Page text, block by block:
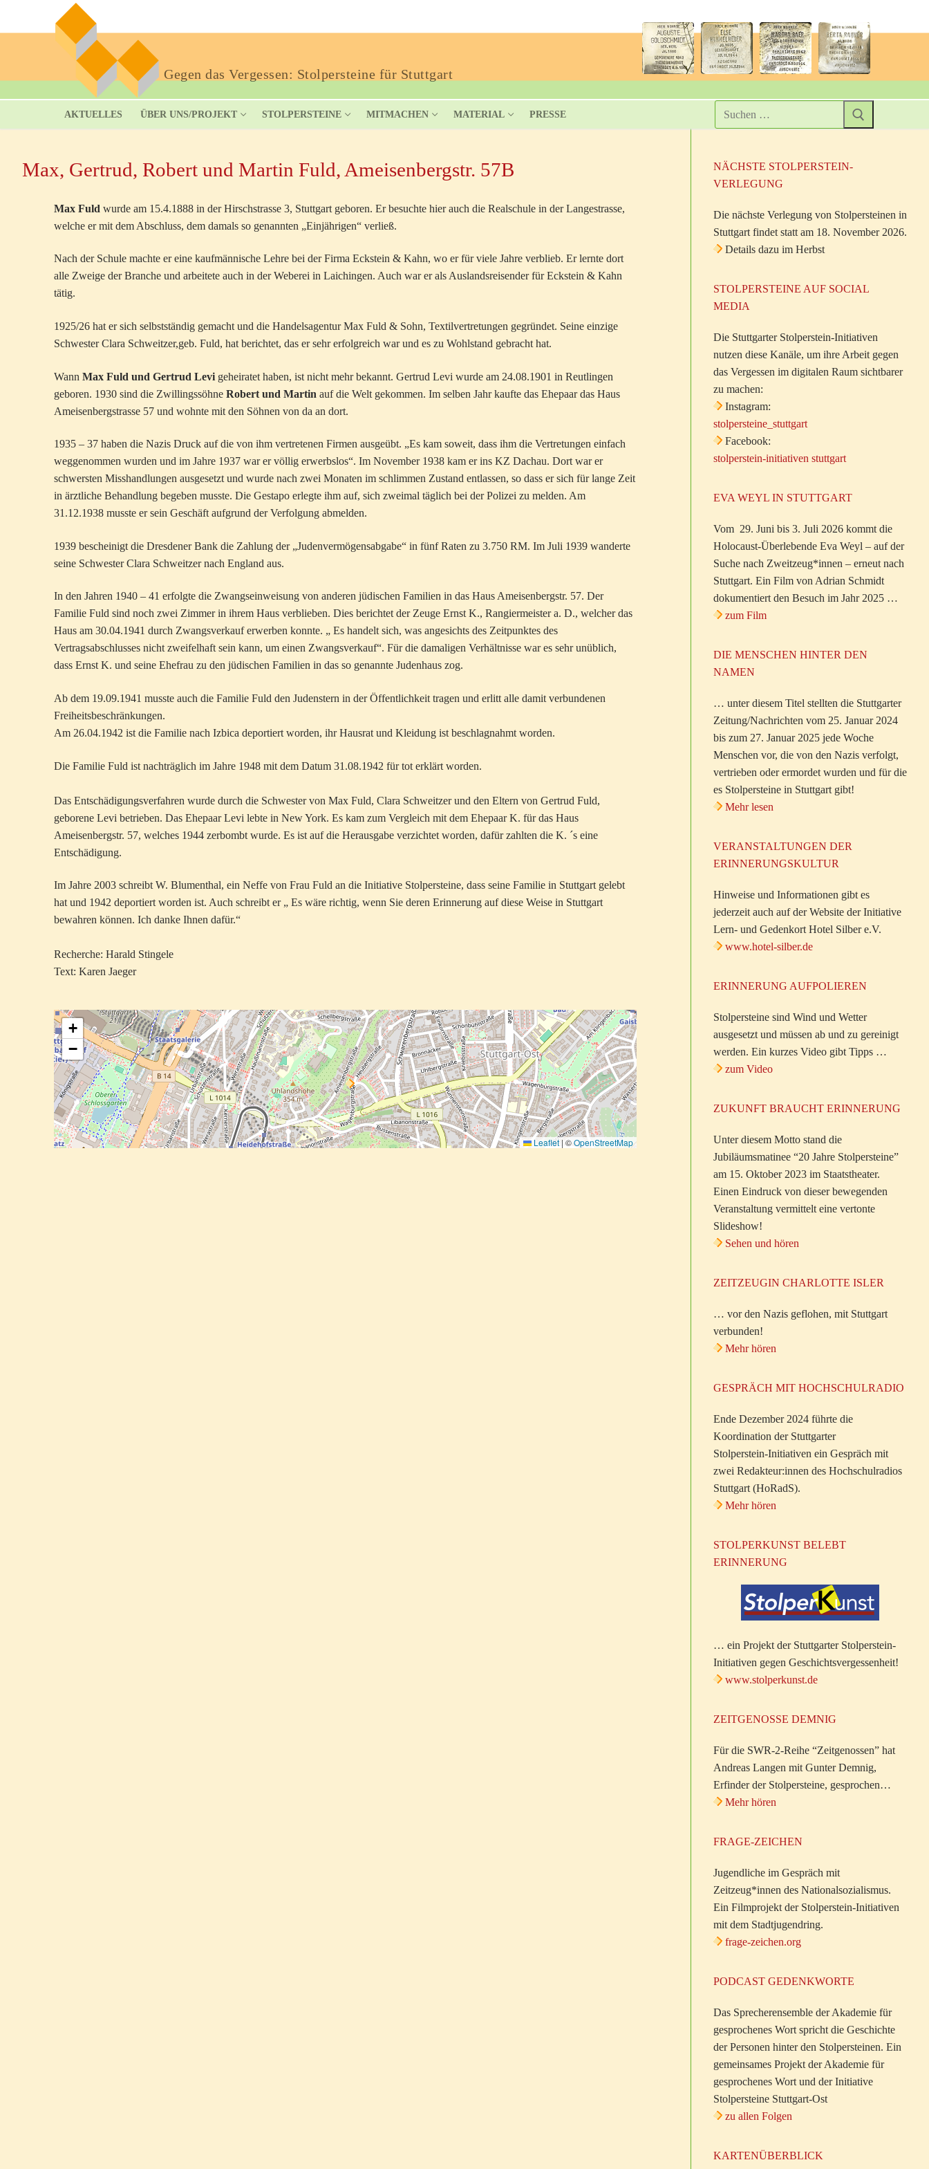
Gegen das Vergessen: Stolpersteine für Stuttgart
AKTUELLES ÜBER UNS/PROJEKT STOLPERSTEINE MITMACHEN MATERIAL PRESSE
Max, Gertrud, Robert und Martin Fuld, Ameisenbergstr. 57B
Max Fuld wurde am 15.4.1888 in der Hirschstrasse 3, Stuttgart geboren. Er besuchte hier auch die Realschule in der Langestrasse,
welche er mit dem Abschluss, dem damals so genannten „Einjährigen“ verließ.
Nach der Schule machte er eine kaufmännische Lehre bei der Firma Eckstein & Kahn, wo er für viele Jahre verblieb. Er lernte dort
alle Zweige der Branche und arbeitete auch in der Weberei in Laichingen. Auch war er als Auslandsreisender für Eckstein & Kahn
tätig.
1925/26 hat er sich selbstständig gemacht und die Handelsagentur Max Fuld & Sohn, Textilvertretungen gegründet. Seine einzige
Schwester Clara Schweitzer,geb. Fuld, hat berichtet, das er sehr erfolgreich war und es zu Wohlstand gebracht hat.
Wann Max Fuld und Gertrud Levi geheiratet haben, ist nicht mehr bekannt. Gertrud Levi wurde am 24.08.1901 in Reutlingen
geboren. 1930 sind die Zwillingssöhne Robert und Martin auf die Welt gekommen. Im selben Jahr kaufte das Ehepaar das Haus
Ameisenbergstrasse 57 und wohnte mit den Söhnen von da an dort.
1935 – 37 haben die Nazis Druck auf die von ihm vertretenen Firmen ausgeübt. „Es kam soweit, dass ihm die Vertretungen einfach
weggenommen wurden und im Jahre 1937 war er völlig erwerbslos“. Im November 1938 kam er ins KZ Dachau. Dort war er
schwersten Misshandlungen ausgesetzt und wurde nach zwei Monaten im schlimmen Zustand entlassen, so dass er sich für lange Zeit
in ärztliche Behandlung begeben musste. Die Gestapo erlegte ihm auf, sich zweimal täglich bei der Polizei zu melden. Am
31.12.1938 musste er sein Geschäft aufgrund der Verfolgung abmelden.
1939 bescheinigt die Dresdener Bank die Zahlung der „Judenvermögensabgabe“ in fünf Raten zu 3.750 RM. Im Juli 1939 wanderte
seine Schwester Clara Schweitzer nach England aus.
In den Jahren 1940 – 41 erfolgte die Zwangseinweisung von anderen jüdischen Familien in das Haus Ameisenbergstr. 57. Der
Familie Fuld sind noch zwei Zimmer in ihrem Haus verblieben. Dies berichtet der Zeuge Ernst K., Rangiermeister a. D., welcher das
Haus am 30.04.1941 durch Zwangsverkauf erwerben konnte. „ Es handelt sich, was angesichts des Zeitpunktes des
Vertragsabschlusses nicht zweifelhaft sein kann, um einen Zwangsverkauf“. Für die damaligen Verhältnisse war es sehr unüblich,
dass Ernst K. und seine Ehefrau zu den jüdischen Familien in das so genannte Judenhaus zog.
Ab dem 19.09.1941 musste auch die Familie Fuld den Judenstern in der Öffentlichkeit tragen und erlitt alle damit verbundenen
Freiheitsbeschränkungen.
Am 26.04.1942 ist die Familie nach Izbica deportiert worden, ihr Hausrat und Kleidung ist beschlagnahmt worden.
Die Familie Fuld ist nachträglich im Jahre 1948 mit dem Datum 31.08.1942 für tot erklärt worden.
Das Entschädigungsverfahren wurde durch die Schwester von Max Fuld, Clara Schweitzer und den Eltern von Gertrud Fuld,
geborene Levi betrieben. Das Ehepaar Levi lebte in New York. Es kam zum Vergleich mit dem Ehepaar K. für das Haus
Ameisenbergstr. 57, welches 1944 zerbombt wurde. Es ist auf die Herausgabe verzichtet worden, dafür zahlten die K. ´s eine
Entschädigung.
Im Jahre 2003 schreibt W. Blumenthal, ein Neffe von Frau Fuld an die Initiative Stolpersteine, dass seine Familie in Stuttgart gelebt
hat und 1942 deportiert worden ist. Auch schreibt er „ Es wäre richtig, wenn Sie deren Erinnerung auf diese Weise in Stuttgart
bewahren können. Ich danke Ihnen dafür.“
Recherche: Harald Stingele
Text: Karen Jaeger
+
−
Leaflet | ©OpenStreetMap
NÄCHSTE STOLPERSTEIN-
VERLEGUNG
Die nächste Verlegung von Stolpersteinen in
Stuttgart findet statt am 18. November 2026.
Details dazu im Herbst
STOLPERSTEINE AUF SOCIAL
MEDIA
Die Stuttgarter Stolperstein-Initiativen
nutzen diese Kanäle, um ihre Arbeit gegen
das Vergessen im digitalen Raum sichtbarer
zu machen:
Instagram:
stolpersteine_stuttgart
Facebook:
stolperstein-initiativen stuttgart
EVA WEYL IN STUTTGART
Vom 29. Juni bis 3. Juli 2026 kommt die
Holocaust-Überlebende Eva Weyl – auf der
Suche nach Zweitzeug*innen – erneut nach
Stuttgart. Ein Film von Adrian Schmidt
dokumentiert den Besuch im Jahr 2025 …
zum Film
DIE MENSCHEN HINTER DEN
NAMEN
… unter diesem Titel stellten die Stuttgarter
Zeitung/Nachrichten vom 25. Januar 2024
bis zum 27. Januar 2025 jede Woche
Menschen vor, die von den Nazis verfolgt,
vertrieben oder ermordet wurden und für die
es Stolpersteine in Stuttgart gibt!
Mehr lesen
VERANSTALTUNGEN DER
ERINNERUNGSKULTUR
Hinweise und Informationen gibt es
jederzeit auch auf der Website der Initiative
Lern- und Gedenkort Hotel Silber e.V.
www.hotel-silber.de
ERINNERUNG AUFPOLIEREN
Stolpersteine sind Wind und Wetter
ausgesetzt und müssen ab und zu gereinigt
werden. Ein kurzes Video gibt Tipps …
zum Video
ZUKUNFT BRAUCHT ERINNERUNG
Unter diesem Motto stand die
Jubiläumsmatinee “20 Jahre Stolpersteine”
am 15. Oktober 2023 im Staatstheater.
Einen Eindruck von dieser bewegenden
Veranstaltung vermittelt eine vertonte
Slideshow!
Sehen und hören
ZEITZEUGIN CHARLOTTE ISLER
… vor den Nazis geflohen, mit Stuttgart
verbunden!
Mehr hören
GESPRÄCH MIT HOCHSCHULRADIO
Ende Dezember 2024 führte die
Koordination der Stuttgarter
Stolperstein-Initiativen ein Gespräch mit
zwei Redakteur:innen des Hochschulradios
Stuttgart (HoRadS).
Mehr hören
STOLPERKUNST BELEBT
ERINNERUNG
… ein Projekt der Stuttgarter Stolperstein-
Initiativen gegen Geschichtsvergessenheit!
www.stolperkunst.de
ZEITGENOSSE DEMNIG
Für die SWR-2-Reihe “Zeitgenossen” hat
Andreas Langen mit Gunter Demnig,
Erfinder der Stolpersteine, gesprochen…
Mehr hören
FRAGE-ZEICHEN
Jugendliche im Gespräch mit
Zeitzeug*innen des Nationalsozialismus.
Ein Filmprojekt der Stolperstein-Initiativen
mit dem Stadtjugendring.
frage-zeichen.org
PODCAST GEDENKWORTE
Das Sprecherensemble der Akademie für
gesprochenes Wort spricht die Geschichte
der Personen hinter den Stolpersteinen. Ein
gemeinsames Projekt der Akademie für
gesprochenes Wort und der Initiative
Stolpersteine Stuttgart-Ost
zu allen Folgen
KARTENÜBERBLICK